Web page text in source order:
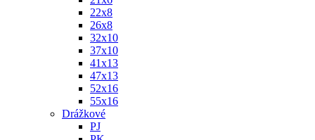
22x8
26x8
32x10
37x10
41x13
47x13
52x16
55x16
Drážkové
PJ